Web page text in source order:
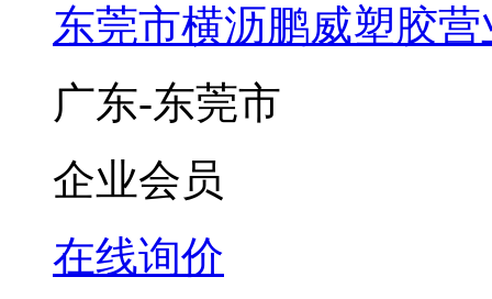
东莞市横沥鹏威塑胶营
广东-东莞市
企业会员
在线询价